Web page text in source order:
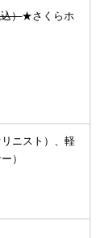
）★さくらホ
ニスト）、軽
）